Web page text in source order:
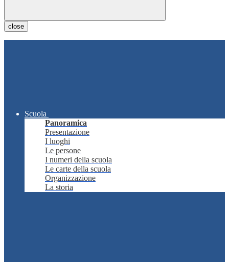
close
Scuola
Panoramica
Presentazione
I luoghi
Le persone
I numeri della scuola
Le carte della scuola
Organizzazione
La storia